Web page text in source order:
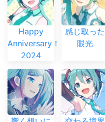
Happy
Anniversary！！
2024
感じ取った
眼光